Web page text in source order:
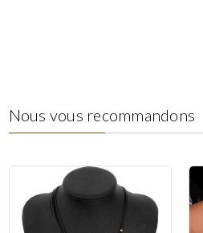
Nous vous recommandons